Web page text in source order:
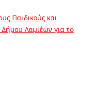
Παιδικούς και
Λαμιέων για το